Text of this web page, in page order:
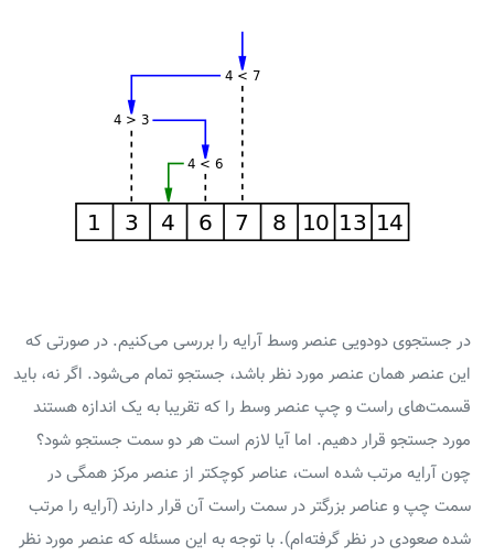
در جستجوی دودویی عنصر وسط آرایه را بررسی می‌کنیم. در صورتی که
این عنصر همان عنصر مورد نظر باشد، جستجو تمام می‌شود. اگر نه، باید
قسمت‌های راست و چپ عنصر وسط را که تقریبا به یک اندازه هستند
مورد جستجو قرار دهیم. اما آیا لازم است هر دو سمت جستجو شود؟
چون آرایه مرتب شده است، عناصر کوچکتر از عنصر مرکز همگی در
سمت چپ و عناصر بزرگتر در سمت راست آن قرار دارند (آرایه را مرتب
شده صعودی در نظر گرفته‌ام). با توجه به این مسئله که عنصر مورد نظر